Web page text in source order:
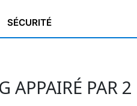
SÉCURITÉ
APPAIRÉ PAR 2